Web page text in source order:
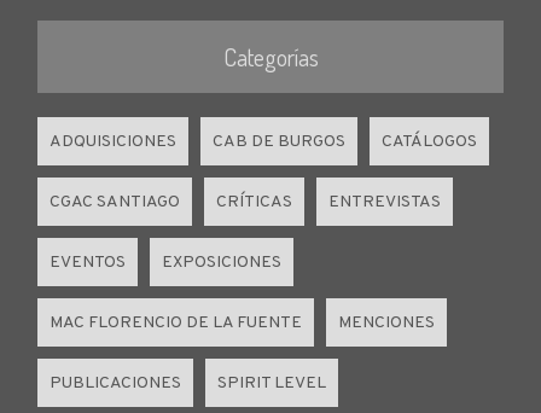
Categorías
ADQUISICIONES CAB DE BURGOS CATÁLOGOS
CGAC SANTIAGO CRÍTICAS ENTREVISTAS
EVENTOS EXPOSICIONES
MAC FLORENCIO DE LA FUENTE MENCIONES
PUBLICACIONES SPIRIT LEVEL